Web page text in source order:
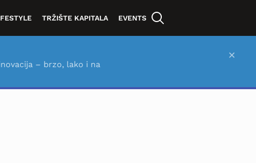
TRŽIŠTE KAPITALA EVENTS
– brzo, lako i na
×